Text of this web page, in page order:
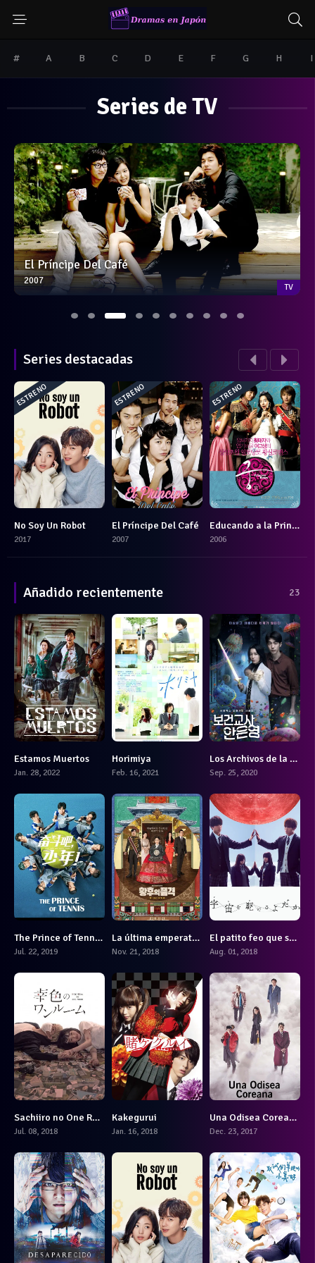
# A B C D E F G H I
Series de TV
Educando a la Princesa
2006
TV
Series destacadas
8.311
No Soy Un Robot
2017
8.161
El Príncipe Del Café
2007
7.611Educando a la Princesa
2006
Añadido recientemente 23
8.3
Estamos Muertos
Jan. 28, 2022
Horimiya
Feb. 16, 2021
7.3Los Archivos de la Enfermera Escolar
Sep. 25, 2020
7.9The Prince of Tennis: Match! Tennis Juniors
Jul. 22, 2019
6
La última emperatriz
Nov. 21, 2018
7.473El patito feo que surcó los cielos
Aug. 01, 2018
7.1
Sachiiro no One Room
Jul. 08, 2018
Kakegurui
Jan. 16, 2018
8.043Una Odisea Coreana
Dec. 23, 2017